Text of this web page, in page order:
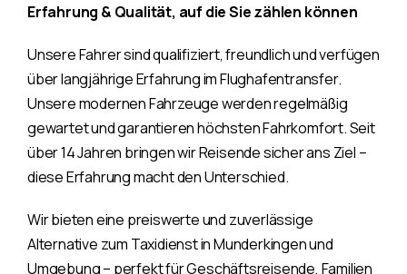
Erfahrung & Qualität, auf die Sie zählen können
Unsere Fahrer sind qualifiziert, freundlich und verfügen
über langjährige Erfahrung im Flughafentransfer.
Unsere modernen Fahrzeuge werden regelmäßig
gewartet und garantieren höchsten Fahrkomfort. Seit
über 14 Jahren bringen wir Reisende sicher ans Ziel –
diese Erfahrung macht den Unterschied.
Wir bieten eine preiswerte und zuverlässige
Alternative zum Taxidienst in Munderkingen und
Umgebung – perfekt für Geschäftsreisende, Familien